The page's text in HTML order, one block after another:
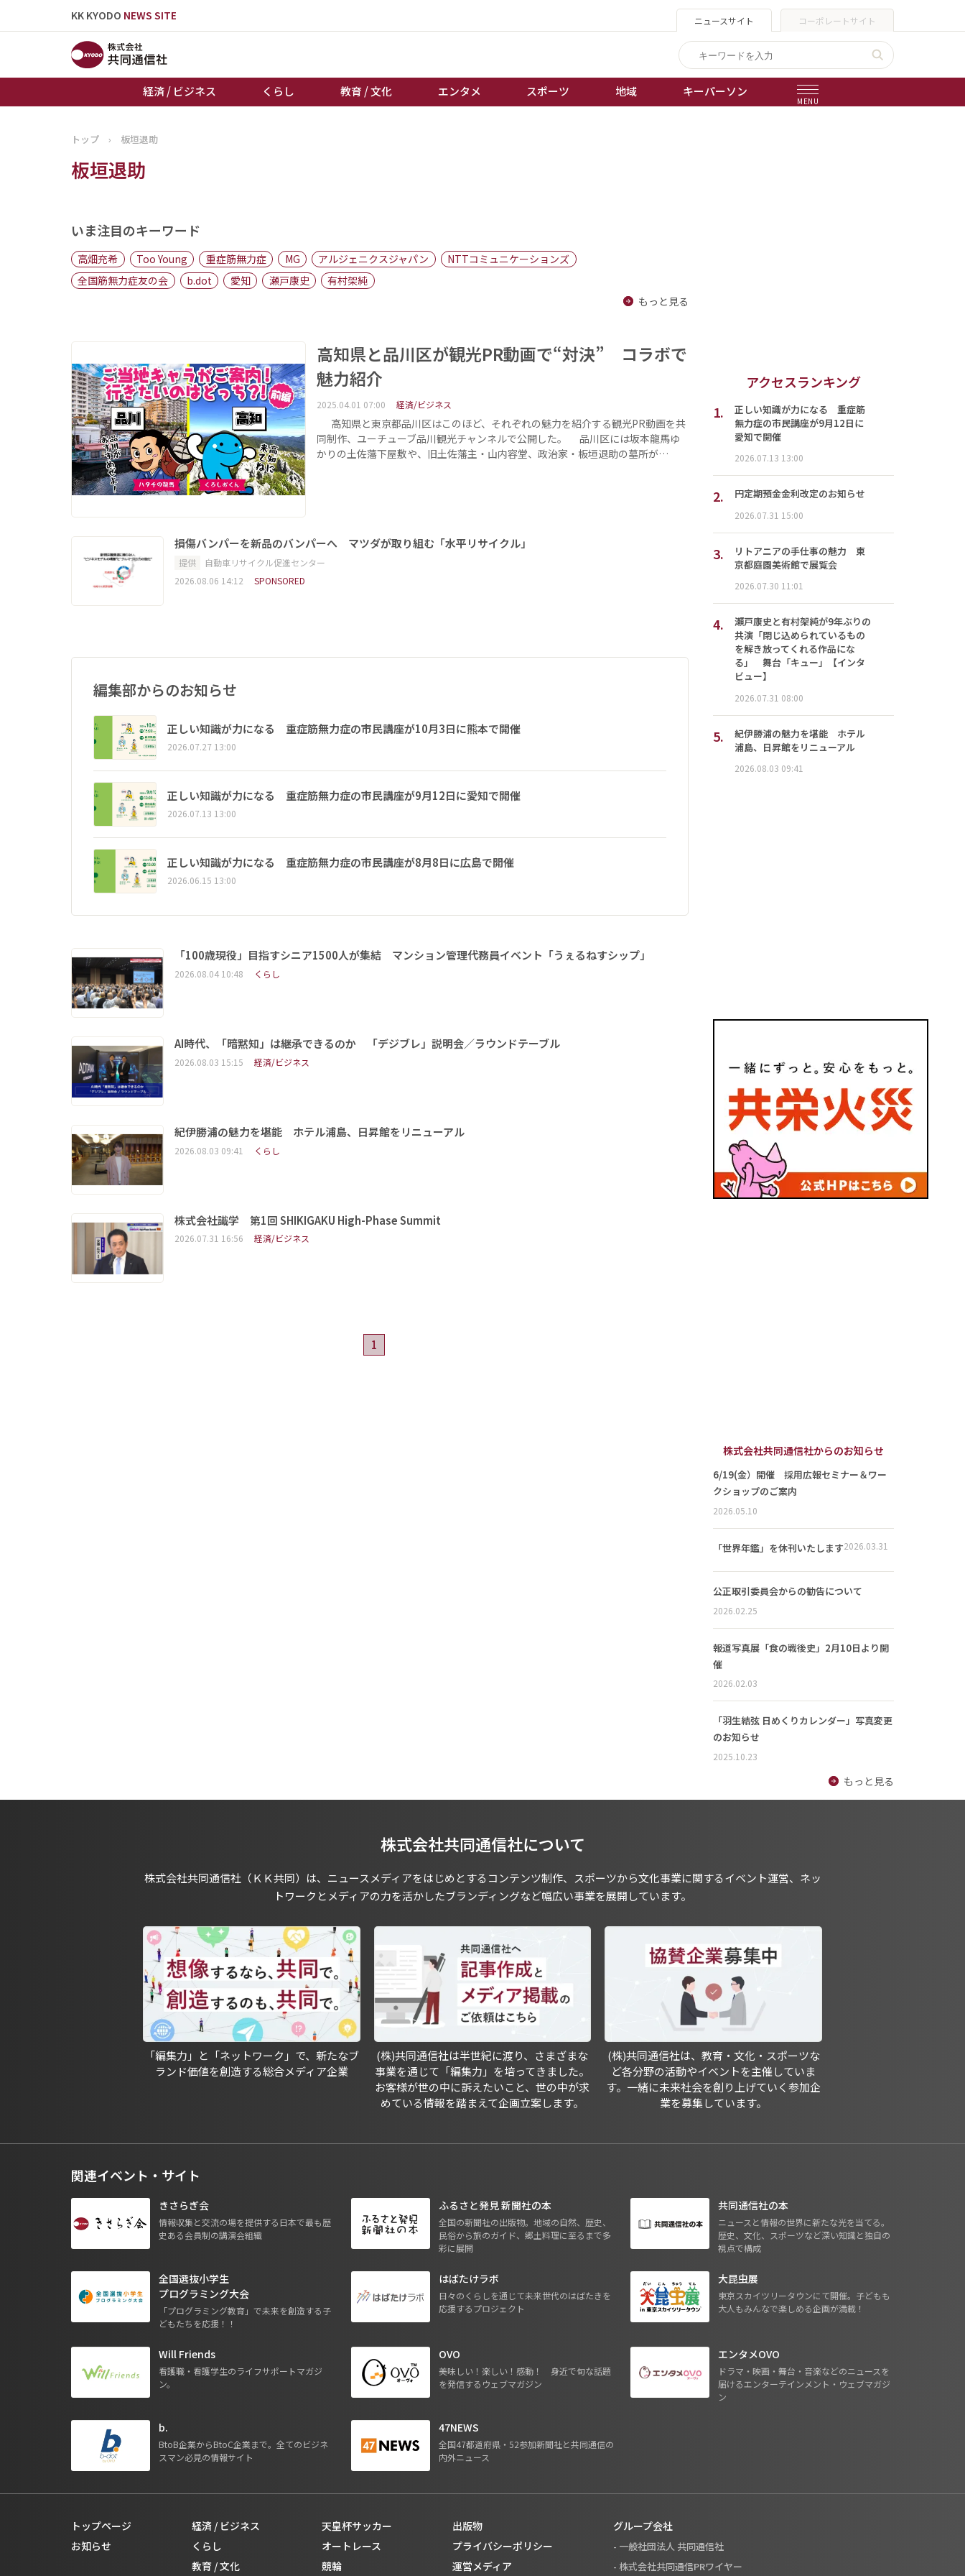
KK KYODO NEWS SITE ニュースサイト コーポレートサイト
経済 / ビジネス くらし 教育 / 文化 エンタメ スポーツ 地域 キーパーソン
MENU
トップページ
お知らせ
地域
キーパーソン
棋王戦
トップ › 板垣退助
板垣退助
いま注目のキーワード
高畑充希 Too Young 重症筋無力症 MG アルジェニクスジャパン
NTTコミュニケーションズ
全国筋無力症友の会
b.dot 愛知 瀬戸康史
有村架純
もっと見る
高知県と品川区が観光PR動画で“対決” コラボで
魅力紹介
2025.04.01 07:00 経済/ビジネス
高知県と東京都品川区はこのほど、それぞれの魅力を紹介する観光PR動画を共
同制作、ユーチューブ品川観光チャンネルで公開した。 品川区には坂本龍馬ゆ
かりの土佐藩下屋敷や、旧土佐藩主・山内容堂、政治家・板垣退助の墓所が…
損傷バンパーを新品のバンパーへ マツダが取り組む「水平リサイクル」
提供
自動車リサイクル促進センター
2026.08.06 14:12
SPONSORED
編集部からのお知らせ
正しい知識が力になる 重症筋無力症の市民講座が10月3日に熊本で開催
2026.07.27 13:00
正しい知識が力になる 重症筋無力症の市民講座が9月12日に愛知で開催
2026.07.13 13:00
正しい知識が力になる 重症筋無力症の市民講座が8月8日に広島で開催
2026.06.15 13:00
「100歳現役」目指すシニア1500人が集結 マンション管理代務員イベント「うぇるねすシップ」
2026.08.04 10:48 くらし
AI時代、「暗黙知」は継承できるのか 「デジブレ」説明会／ラウンドテーブル
2026.08.03 15:15 経済/ビジネス
紀伊勝浦の魅力を堪能 ホテル浦島、日昇館をリニューアル
2026.08.03 09:41 くらし
株式会社識学 第1回 SHIKIGAKU High-Phase Summit
2026.07.31 16:56 経済/ビジネス
1
アクセスランキング
1.
正しい知識が力になる 重症筋
無力症の市民講座が9月12日に
愛知で開催
2026.07.13 13:00
2. 円定期預金金利改定のお知らせ
2026.07.31 15:00
3.
リトアニアの手仕事の魅力 東
京都庭園美術館で展覧会
2026.07.30 11:01
4.
瀬戸康史と有村架純が9年ぶりの
共演「閉じ込められているもの
を解き放ってくれる作品にな
る」 舞台「キュー」【インタ
ビュー】
2026.07.31 08:00
5.
紀伊勝浦の魅力を堪能 ホテル
浦島、日昇館をリニューアル
2026.08.03 09:41
株式会社共同通信社からのお知らせ
6/19(金）開催 採用広報セミナー＆ワー
クショップのご案内
2026.05.10
「世界年鑑」を休刊いたします2026.03.31
公正取引委員会からの勧告について
2026.02.25
報道写真展「食の戦後史」2月10日より開
催
2026.02.03
「羽生結弦 日めくりカレンダー」写真変更
のお知らせ
2025.10.23
もっと見る
株式会社共同通信社について
株式会社共同通信社（ＫＫ共同）は、ニュースメディアをはじめとするコンテンツ制作、スポーツから文化事業に関するイベント運営、ネッ
トワークとメディアの力を活かしたブランディングなど幅広い事業を展開しています。
「編集力」と「ネットワーク」で、新たなブ
ランド価値を創造する総合メディア企業
(株)共同通信社は半世紀に渡り、さまざまな
事業を通じて「編集力」を培ってきました。
お客様が世の中に訴えたいこと、世の中が求
めている情報を踏まえて企画立案します。
(株)共同通信社は、教育・文化・スポーツな
ど各分野の活動やイベントを主催していま
す。一緒に未来社会を創り上げていく参加企
業を募集しています。
関連イベント・サイト
きさらぎ会
情報収集と交流の場を提供する日本で最も歴
史ある会員制の講演会組織
ふるさと発見 新聞社の本
全国の新聞社の出版物。地域の自然、歴史、
民俗から旅のガイド、郷土料理に至るまで多
彩に展開
共同通信社の本
ニュースと情報の世界に新たな光を当てる。
歴史、文化、スポーツなど深い知識と独自の
視点で構成
全国選抜小学生
プログラミング大会
「プログラミング教育」で未来を創造する子
どもたちを応援！！
はばたけラボ
日々のくらしを通じて未来世代のはばたきを
応援するプロジェクト
大昆虫展
東京スカイツリータウンにて開催。子どもも
大人もみんなで楽しめる企画が満載！
Will Friends
看護職・看護学生のライフサポートマガジ
ン。
OVO
美味しい！楽しい！感動！ 身近で旬な話題
を発信するウェブマガジン
エンタメOVO
ドラマ・映画・舞台・音楽などのニュースを
届けるエンターテインメント・ウェブマガジ
ン
b.
BtoB企業からBtoC企業まで。全てのビジネ
スマン必見の情報サイト
47NEWS
全国47都道府県・52参加新聞社と共同通信の
内外ニュース
トップページ
お知らせ
経済 / ビジネス
くらし
教育 / 文化
天皇杯サッカー
オートレース
競輪
出版物
プライバシーポリシー
運営メディア
グループ会社
- 一般社団法人 共同通信社
- 株式会社共同通信PRワイヤー